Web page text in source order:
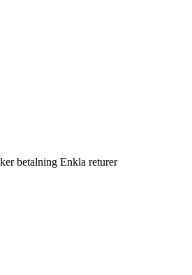
betalning Enkla returer